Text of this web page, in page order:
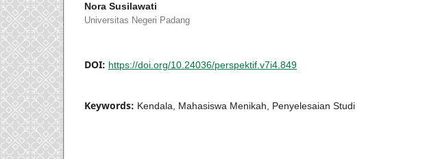
Nora Susilawati
Universitas Negeri Padang
DOI: https://doi.org/10.24036/perspektif.v7i4.849
Keywords: Kendala, Mahasiswa Menikah, Penyelesaian Studi